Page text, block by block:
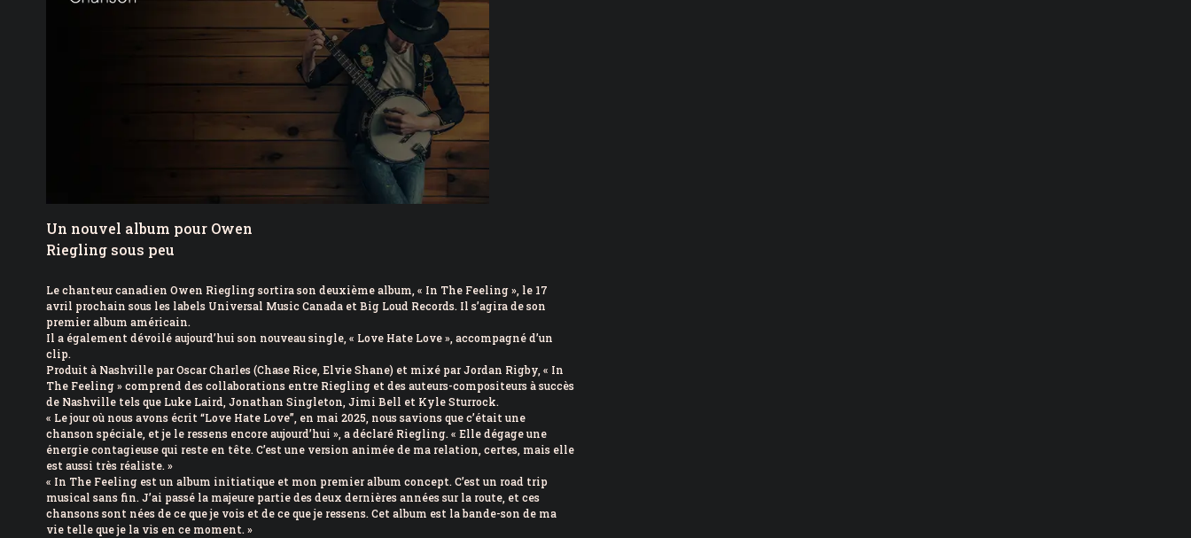
Le Festival Beauceron de l’érable dévoile sa programmation 2026
Un homme secouru après avoir été emporté par le courant dans la rivière
Un nouvel album pour Owen
Riegling sous peu
Le chanteur canadien Owen Riegling sortira son deuxième album, « In The Feeling », le 17
avril prochain sous les labels Universal Music Canada et Big Loud Records. Il s’agira de son
premier album américain.
Il a également dévoilé aujourd’hui son nouveau single, « Love Hate Love », accompagné d’un
clip.
Produit à Nashville par Oscar Charles (Chase Rice, Elvie Shane) et mixé par Jordan Rigby, « In
The Feeling » comprend des collaborations entre Riegling et des auteurs-compositeurs à succès
de Nashville tels que Luke Laird, Jonathan Singleton, Jimi Bell et Kyle Sturrock.
« Le jour où nous avons écrit “Love Hate Love”, en mai 2025, nous savions que c’était une
chanson spéciale, et je le ressens encore aujourd’hui », a déclaré Riegling. « Elle dégage une
énergie contagieuse qui reste en tête. C’est une version animée de ma relation, certes, mais elle
est aussi très réaliste. »
« In The Feeling est un album initiatique et mon premier album concept. C’est un road trip
musical sans fin. J’ai passé la majeure partie des deux dernières années sur la route, et ces
chansons sont nées de ce que je vois et de ce que je ressens. Cet album est la bande-son de ma
vie telle que je la vis en ce moment. »